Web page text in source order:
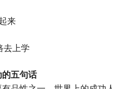
来
去上学
五句话